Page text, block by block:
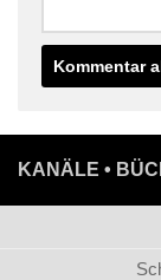
KANÄLE •